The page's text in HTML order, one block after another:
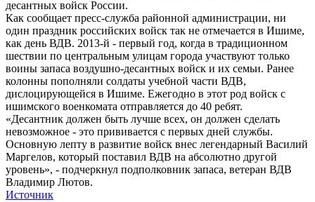
десантных войск России.
Как сообщает пресс-служба районной администрации, ни
один праздник российских войск так не отмечается в Ишиме,
как день ВДВ. 2013-й - первый год, когда в традиционном
шествии по центральным улицам города участвуют только
воины запаса воздушно-десантных войск и их семьи. Ранее
колонны пополняли солдаты учебной части ВДВ,
дислоцирующейся в Ишиме. Ежегодно в этот род войск с
ишимского военкомата отправляется до 40 ребят.
«Десантник должен быть лучше всех, он должен сделать
невозможное - это прививается с первых дней службы.
Основную лепту в развитие войск внес легендарный Василий
Маргелов, который поставил ВДВ на абсолютно другой
уровень», - подчеркнул подполковник запаса, ветеран ВДВ
Владимир Лютов.
Источник